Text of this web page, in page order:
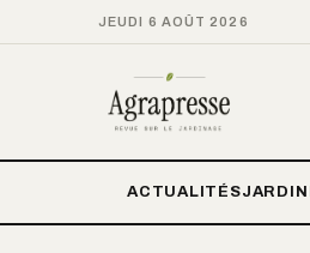
JEUDI 6 AOÛT 2026
ACTUALITÉSJARDIN